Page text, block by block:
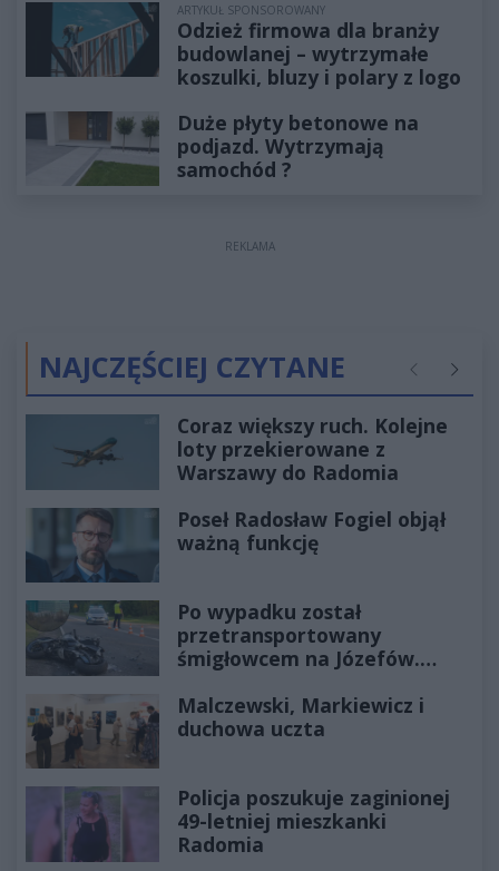
ARTYKUŁ SPONSOROWANY
Odzież firmowa dla branży
budowlanej – wytrzymałe
koszulki, bluzy i polary z logo
Duże płyty betonowe na
podjazd. Wytrzymają
samochód ?
REKLAMA
NAJCZĘŚCIEJ CZYTANE Poprzednie
Coraz większy ruch. Kolejne
loty przekierowane z
Warszawy do Radomia
Poseł Radosław Fogiel objął
ważną funkcję
Po wypadku został
przetransportowany
śmigłowcem na Józefów.
Malczewski, Markiewicz i
duchowa uczta
Policja poszukuje zaginionej
49-letniej mieszkanki
Radomia